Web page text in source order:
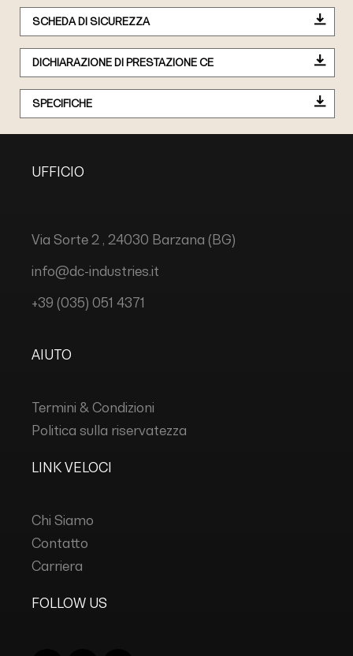
SCHEDA DI SICUREZZA
DICHIARAZIONE DI PRESTAZIONE CE
SPECIFICHE
UFFICIO
Via Sorte 2 , 24030 Barzana (BG)
info@dc-industries.it
+39 (035) 051 4371
AIUTO
Termini & Condizioni
Politica sulla riservatezza
LINK VELOCI
Chi Siamo
Contatto
Carriera
FOLLOW US